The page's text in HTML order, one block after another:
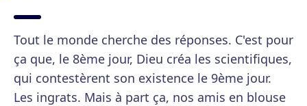
Tout le monde cherche des réponses. C'est pour
ça que, le 8ème jour, Dieu créa les scientifiques,
qui contestèrent son existence le 9ème jour.
Les ingrats. Mais à part ça, nos amis en blouse